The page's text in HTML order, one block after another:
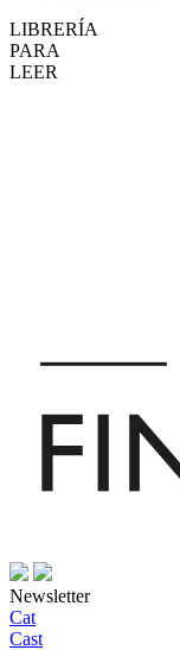
LIBRERÍA
PARA
LEER
Newsletter
Cat
Cast